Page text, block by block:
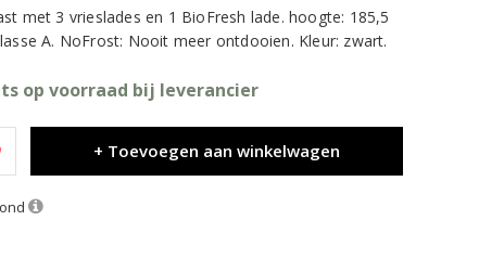
met 3 vrieslades en 1 BioFresh lade. hoogte: 185,5
A. NoFrost: Nooit meer ontdooien. Kleur: zwart.
op voorraad bij leverancier
+ Toevoegen aan winkelwagen